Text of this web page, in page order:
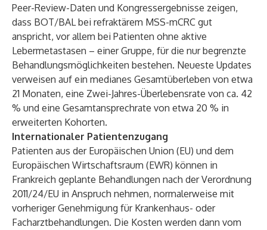
Peer-Review-Daten und Kongressergebnisse zeigen,
dass BOT/BAL bei refraktärem MSS-mCRC gut
anspricht, vor allem bei Patienten ohne aktive
Lebermetastasen – einer Gruppe, für die nur begrenzte
Behandlungsmöglichkeiten bestehen. Neueste Updates
verweisen auf ein medianes Gesamtüberleben von etwa
21 Monaten, eine Zwei-Jahres-Überlebensrate von ca. 42
% und eine Gesamtansprechrate von etwa 20 % in
erweiterten Kohorten.
Internationaler Patientenzugang
Patienten aus der Europäischen Union (EU) und dem
Europäischen Wirtschaftsraum (EWR) können in
Frankreich geplante Behandlungen nach der Verordnung
2011/24/EU in Anspruch nehmen, normalerweise mit
vorheriger Genehmigung für Krankenhaus- oder
Facharztbehandlungen. Die Kosten werden dann vom